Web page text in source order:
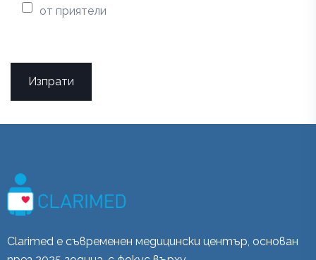
от приятели
Изпрати
Clarimed е съвременен медицински център, основан